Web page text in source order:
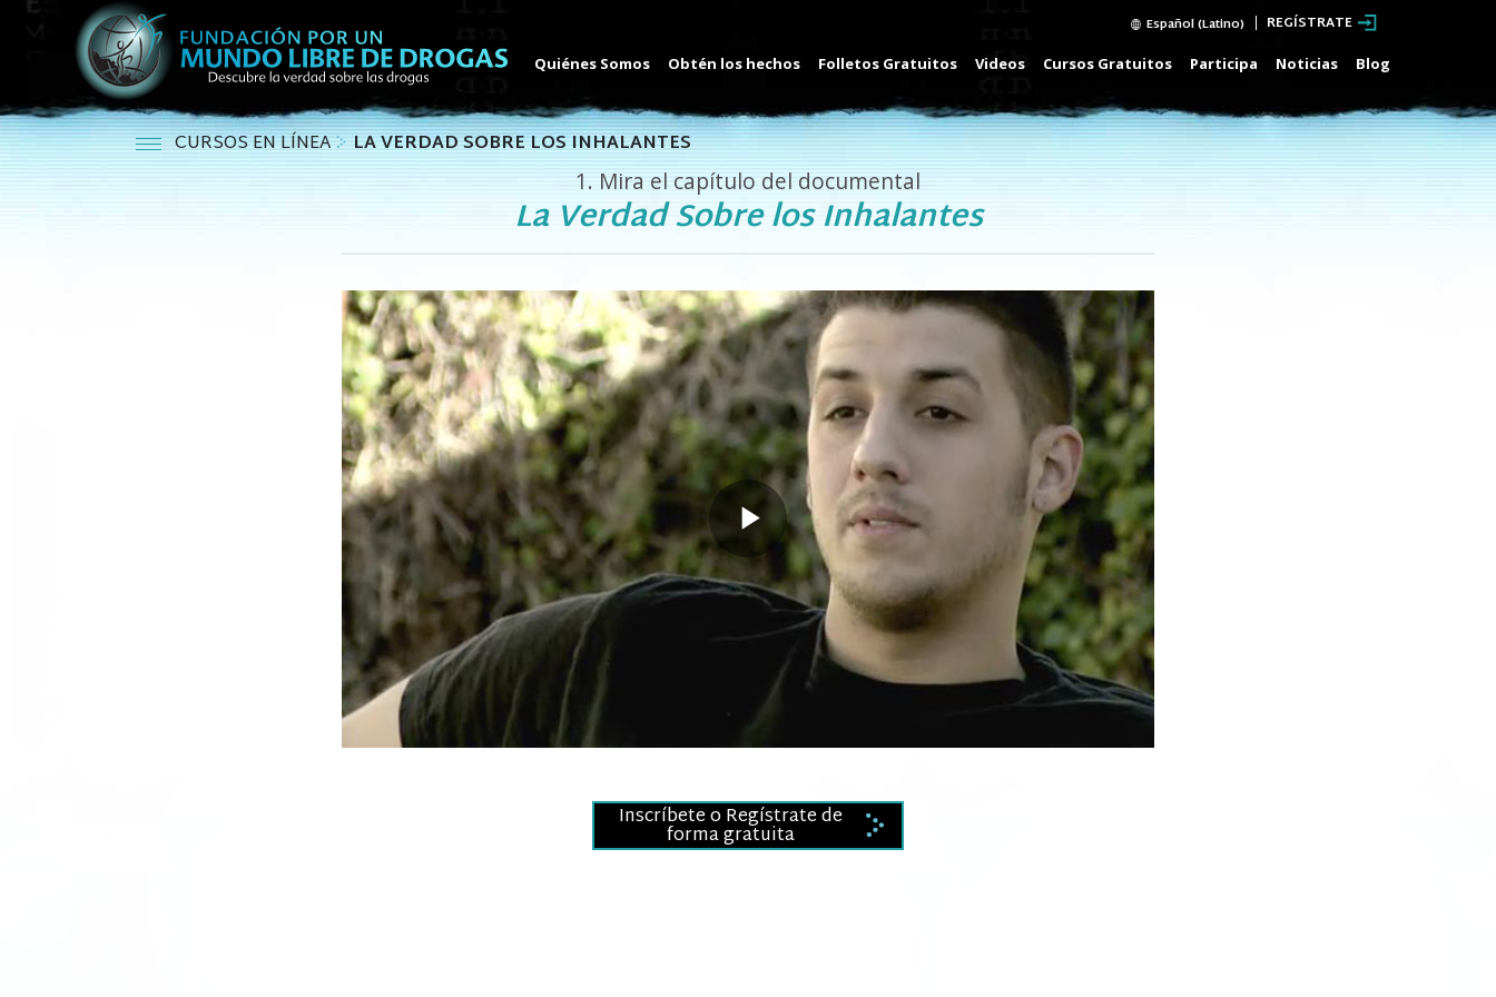
Español (Latino) REGÍSTRATE
Quiénes Somos Obtén los hechos Folletos Gratuitos Videos Cursos Gratuitos Participa Noticias Blog
CURSOS EN LÍNEA LA VERDAD SOBRE LOS INHALANTES
1. Mira el capítulo del documental
La Verdad Sobre los Inhalantes
Play
Video
Inscríbete o Regístrate de
forma gratuita